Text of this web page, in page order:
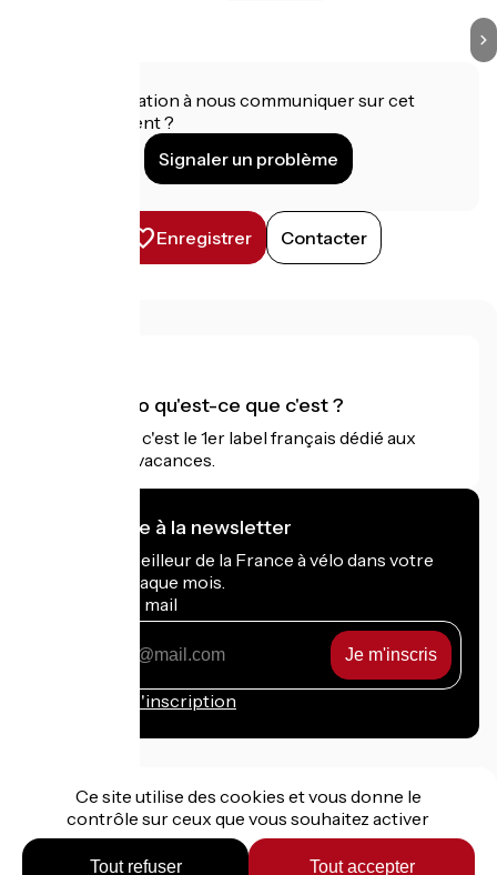
Une information à nous communiquer sur cet
établissement ?
Signaler un problème
Enregistrer Contacter
Accueil Vélo qu'est-ce que c'est ?
Accueil Vélo c'est le 1er label français dédié aux
cyclistes en vacances.
Je m'abonne à la newsletter
Recevez le meilleur de la France à vélo dans votre
boîte mail chaque mois.
Mon adresse mail
Conditions d'inscription
Financé dans le cadre de Destination France
Ce site utilise des cookies et vous donne le
contrôle sur ceux que vous souhaitez activer
Tout accepter
Tout refuser